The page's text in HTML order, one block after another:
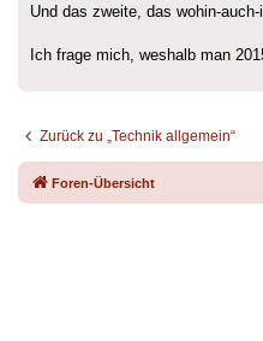
Und das zweite, das wohin-auch-
Ich frage mich, weshalb man
Zurück zu „Technik allgemein“
Foren-Übersicht